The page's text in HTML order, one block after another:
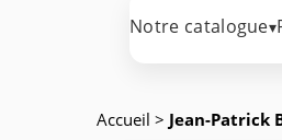
Notre catalogue▾
Accueil > Jean-Patrick